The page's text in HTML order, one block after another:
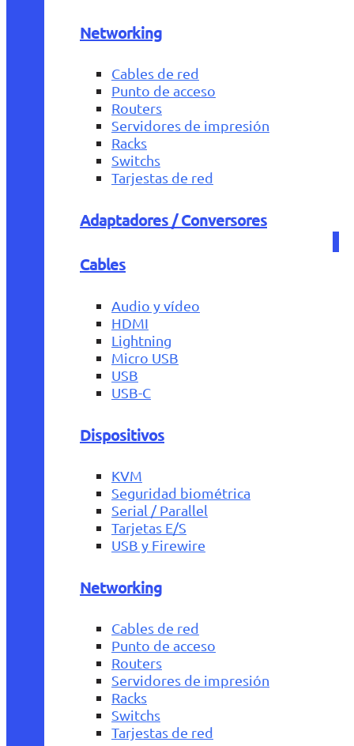
Networking
Cables de red
Punto de acceso
Routers
Servidores de impresión
Racks
Switchs
Tarjestas de red
Adaptadores / Conversores
Cables
Audio y vídeo
HDMI
Lightning
Micro USB
USB
USB-C
Dispositivos
KVM
Seguridad biométrica
Serial / Parallel
Tarjetas E/S
USB y Firewire
Networking
Cables de red
Punto de acceso
Routers
Servidores de impresión
Racks
Switchs
Tarjestas de red